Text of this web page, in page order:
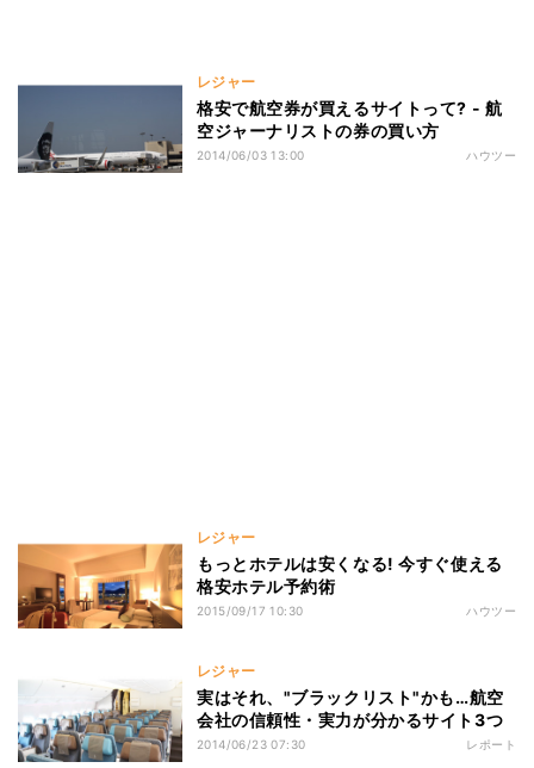
レジャー
格安で航空券が買えるサイトって? - 航
空ジャーナリストの券の買い方
2014/06/03 13:00 ハウツー
レジャー
もっとホテルは安くなる! 今すぐ使える
格安ホテル予約術
2015/09/17 10:30 ハウツー
レジャー
実はそれ、"ブラックリスト"かも…航空
会社の信頼性・実力が分かるサイト3つ
2014/06/23 07:30 レポート